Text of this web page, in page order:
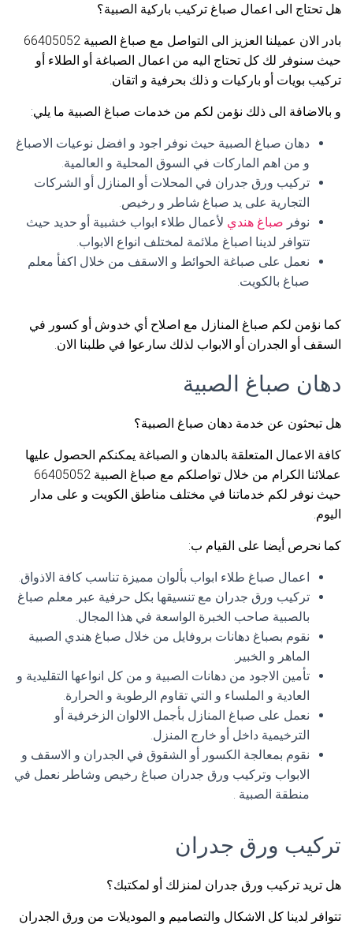
هل تحتاج الى اعمال صباغ تركيب باركية الصبية؟
بادر الان عميلنا العزيز الى التواصل مع صباغ الصبية 66405052
حيث سنوفر لك كل تحتاج اليه من اعمال الصباغة أو الطلاء أو
تركيب بويات أو باركيات و ذلك بحرفية و اتقان.
و بالاضافة الى ذلك نؤمن لكم من خدمات صباغ الصبية ما يلي:
دهان صباغ الصبية حيث نوفر اجود و افضل نوعيات الاصباغ
و من اهم الماركات في السوق المحلية و العالمية.
تركيب ورق جدران في المحلات أو المنازل أو الشركات
التجارية على يد صباغ شاطر و رخيص.
نوفر صباغ هندي لأعمال طلاء ابواب خشبية أو حديد حيث
تتوافر لدينا اصباغ ملائمة لمختلف انواع الابواب.
نعمل على صباغة الحوائط و الاسقف من خلال اكفأ معلم
صباغ بالكويت.
كما نؤمن لكم صباغ المنازل مع اصلاح أي خدوش أو كسور في
السقف أو الجدران أو الابواب لذلك سارعوا في طلبنا الان.
دهان صباغ الصبية
هل تبحثون عن خدمة دهان صباغ الصبية؟
كافة الاعمال المتعلقة بالدهان و الصباغة يمكنكم الحصول عليها
عملائنا الكرام من خلال تواصلكم مع صباغ الصبية 66405052
حيث نوفر لكم خدماتنا في مختلف مناطق الكويت و على مدار
اليوم.
كما نحرص أيضا على القيام ب:
اعمال صباغ طلاء ابواب بألوان مميزة تناسب كافة الاذواق.
تركيب ورق جدران مع تنسيقها بكل حرفية عبر معلم صباغ
بالصبية صاحب الخبرة الواسعة في هذا المجال.
نقوم بصباغ دهانات بروفايل من خلال صباغ هندي الصبية
الماهر و الخبير.
تأمين الاجود من دهانات الصبية و من كل انواعها التقليدية و
العادية و الملساء و التي تقاوم الرطوبة و الحرارة.
نعمل على صباغ المنازل بأجمل الالوان الزخرفية أو
الترخيمية داخل أو خارج المنزل.
نقوم بمعالجة الكسور أو الشقوق في الجدران و الاسقف و
الابواب وتركيب ورق جدران صباغ رخيص وشاطر نعمل في
منطقة الصبية .
تركيب ورق جدران
هل تريد تركيب ورق جدران لمنزلك أو لمكتبك؟
تتوافر لدينا كل الاشكال والتصاميم و الموديلات من ورق الجدران